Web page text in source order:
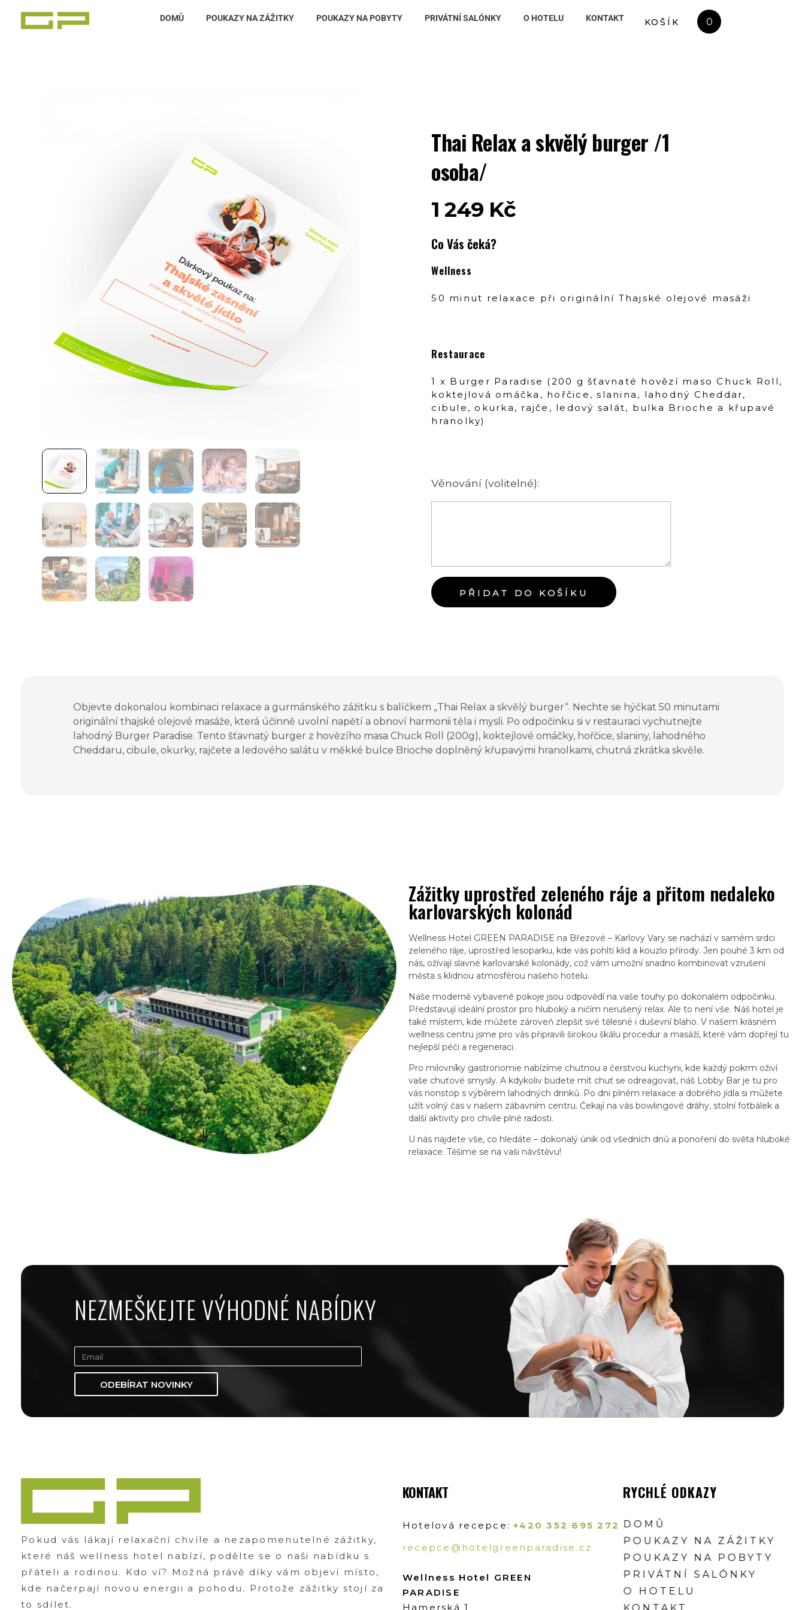
DOMŮ POUKAZY NA ZÁŽITKY POUKAZY NA POBYTY PRIVÁTNÍ SALÓNKY O HOTELU KONTAKT 0
KOŠÍK
Thai Relax a skvělý burger /1
osoba/
1 249 Kč
Co Vás čeká?
Wellness
50 minut relaxace při originální Thajské olejové masáži
Restaurace
1 x Burger Paradise (200 g šťavnaté hovězí maso Chuck Roll,
koktejlová omáčka, hořčice, slanina, lahodný Cheddar,
cibule, okurka, rajče, ledový salát, bulka Brioche a křupavé
hranolky)
Věnování (volitelné):
PŘIDAT DO KOŠÍKU
Objevte dokonalou kombinaci relaxace a gurmánského zážitku s balíčkem „Thai Relax a skvělý burger“. Nechte se hýčkat 50 minutami
originální thajské olejové masáže, která účinně uvolní napětí a obnoví harmonii těla i mysli. Po odpočinku si v restauraci vychutnejte
lahodný Burger Paradise. Tento šťavnatý burger z hovězího masa Chuck Roll (200g), koktejlové omáčky, hořčice, slaniny, lahodného
Cheddaru, cibule, okurky, rajčete a ledového salátu v měkké bulce Brioche doplněný křupavými hranolkami, chutná zkrátka skvěle.
Zážitky uprostřed zeleného ráje a přitom nedaleko
karlovarských kolonád
Wellness Hotel GREEN PARADISE na Březové – Karlovy Vary se nachází v samém srdci
zeleného ráje, uprostřed lesoparku, kde vás pohltí klid a kouzlo přírody. Jen pouhé 3 km od
nás, ožívají slavné karlovarské kolonády, což vám umožní snadno kombinovat vzrušení
města s klidnou atmosférou našeho hotelu.
Naše moderně vybavené pokoje jsou odpovědí na vaše touhy po dokonalém odpočinku.
Představují ideální prostor pro hluboký a ničím nerušený relax. Ale to není vše. Náš hotel je
také místem, kde můžete zároveň zlepšit své tělesné i duševní blaho. V našem krásném
wellness centru jsme pro vás připravili širokou škálu procedur a masáží, které vám dopřejí tu
nejlepší péči a regeneraci.
Pro milovníky gastronomie nabízíme chutnou a čerstvou kuchyni, kde každý pokrm oživí
vaše chuťové smysly. A kdykoliv budete mít chuť se odreagovat, náš Lobby Bar je tu pro
vás nonstop s výběrem lahodných drinků. Po dni plném relaxace a dobrého jídla si můžete
užít volný čas v našem zábavním centru. Čekají na vás bowlingové dráhy, stolní fotbálek a
další aktivity pro chvíle plné radosti.
U nás najdete vše, co hledáte – dokonalý únik od všedních dnů a ponoření do světa hluboké
relaxace. Těšíme se na vaši návštěvu!
NEZMEŠKEJTE VÝHODNÉ NABÍDKY
ODEBÍRAT NOVINKY
Pokud vás lákají relaxační chvíle a nezapomenutelné zážitky,
které náš wellness hotel nabízí, podělte se o naši nabídku s
přáteli a rodinou. Kdo ví? Možná právě díky vám objeví místo,
kde načerpají novou energii a pohodu. Protože zážitky stojí za
to sdílet.
KONTAKT
Hotelová recepce: +420 352 695 272
recepce@hotelgreenparadise.cz
Wellness Hotel GREEN
PARADISE
Hamerská 1
RYCHLÉ ODKAZY
DOMŮ
POUKAZY NA ZÁŽITKY
POUKAZY NA POBYTY
PRIVÁTNÍ SALÓNKY
O HOTELU